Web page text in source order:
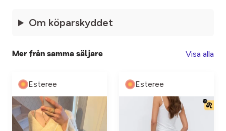
Om köparskyddet
Mer från samma säljare Visa alla
Esteree Esteree